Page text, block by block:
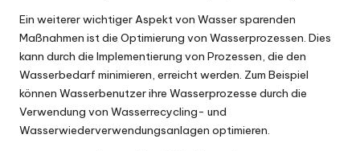
Ein weiterer wichtiger Aspekt von Wasser sparenden
Maßnahmen ist die Optimierung von Wasserprozessen. Dies
kann durch die Implementierung von Prozessen, die den
Wasserbedarf minimieren, erreicht werden. Zum Beispiel
können Wasserbenutzer ihre Wasserprozesse durch die
Verwendung von Wasserrecycling- und
Wasserwiederverwendungsanlagen optimieren.